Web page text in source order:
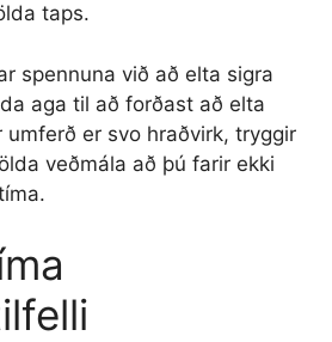
taps.
spennuna við að elta sigra
aga til að forðast að elta
er svo hraðvirk, tryggir
veðmála að þú farir ekki